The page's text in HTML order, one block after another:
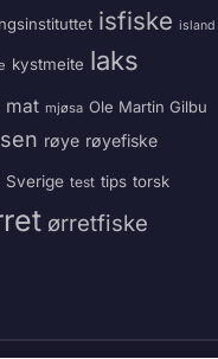
isfiske island
kystmeite laks
mat mjøsa Ole Martin Gilbu
røye røyefiske
Sverige test tips torsk
ørretfiske